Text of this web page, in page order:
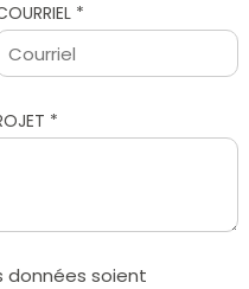
*
données soient